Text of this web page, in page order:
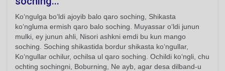
Ko‘ngulga bo‘ldi ajoyib balo qaro soching, Shikasta
ko‘ngluma ermish qaro balo soching. Muyassar o‘ldi junun
mulki, ey junun ahli, Nisori ashkni emdi bu kun mango
soching. Soching shikastida bordur shikasta ko‘ngullar,
Ko‘ngullar ochilur, ochilsa ul qaro soching. Ochildi ko‘ngli, chu
ochting sochingni, Boburning, Ne ayb, agar desa dilband-u